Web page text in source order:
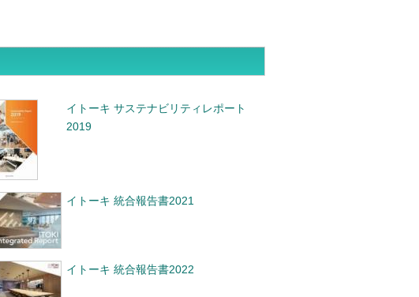
イトーキ サステナビリティレポート
2019
イトーキ 統合報告書2021
イトーキ 統合報告書2022